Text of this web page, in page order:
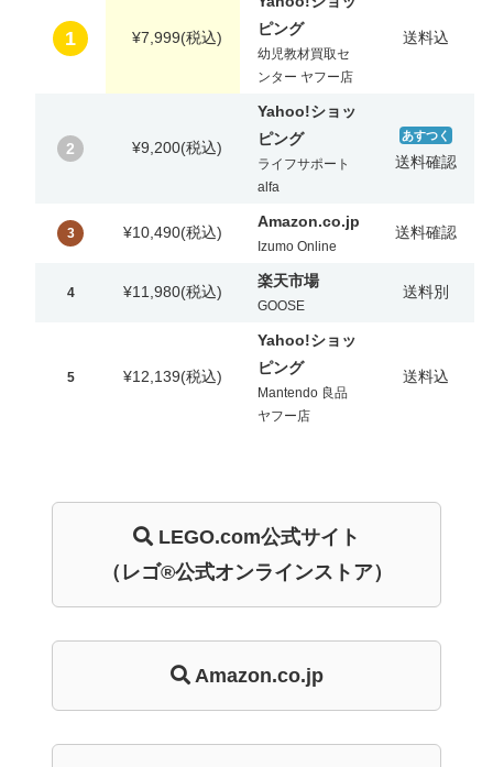
1 ¥7,999(税込)
ピング
幼児教材買取セ
ンター ヤフー店
送料込
2 ¥9,200(税込)
Yahoo!ショッ
ピング
ライフサポート
alfa
あすつく
送料確認
3 ¥10,490(税込)
Amazon.co.jp
Izumo Online
送料確認
4 ¥11,980(税込)
楽天市場
GOOSE
送料別
5 ¥12,139(税込)
Yahoo!ショッ
ピング
Mantendo 良品
ヤフー店
送料込
LEGO.com公式サイト
（レゴ®公式オンラインストア）
Amazon.co.jp